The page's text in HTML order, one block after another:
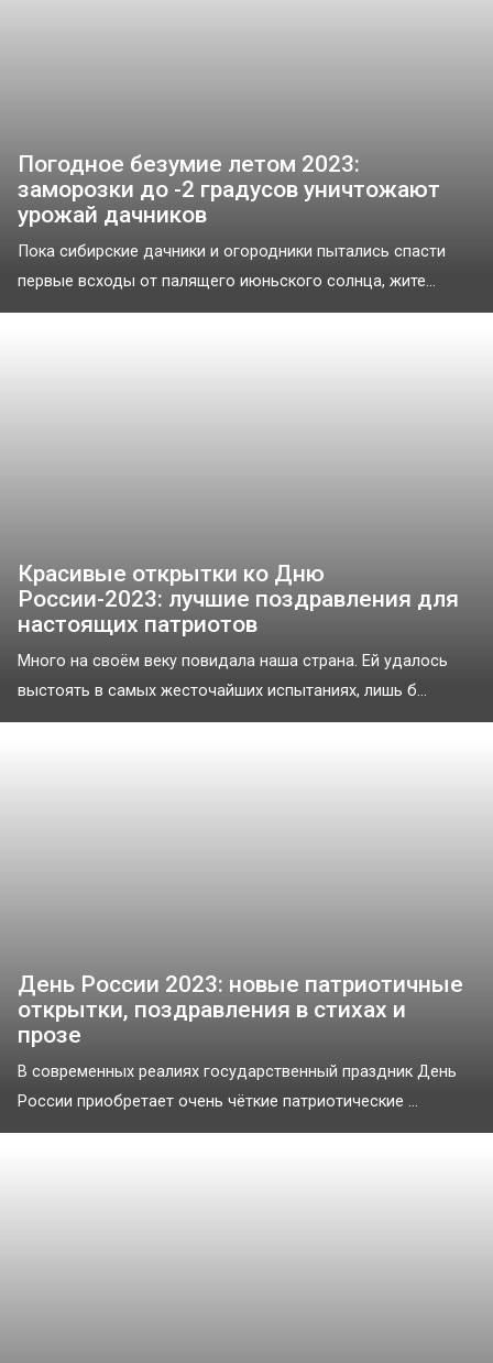
Погодное безумие летом 2023:
заморозки до -2 градусов уничтожают
урожай дачников
Пока сибирские дачники и огородники пытались спасти
первые всходы от палящего июньского солнца, жите...
Красивые открытки ко Дню
России-2023: лучшие поздравления для
настоящих патриотов
Много на своём веку повидала наша страна. Ей удалось
выстоять в самых жесточайших испытаниях, лишь б...
День России 2023: новые патриотичные
открытки, поздравления в стихах и
прозе
В современных реалиях государственный праздник День
России приобретает очень чёткие патриотические ...